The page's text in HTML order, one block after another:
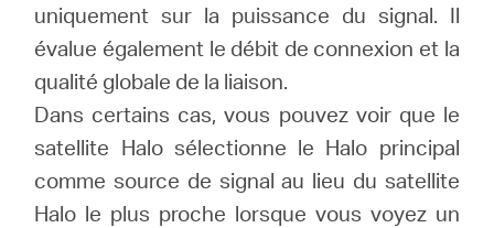
uniquement sur la puissance du signal. Il
évalue également le débit de connexion et la
qualité globale de la liaison.
Dans certains cas, vous pouvez voir que le
satellite Halo sélectionne le Halo principal
comme source de signal au lieu du satellite
Halo le plus proche lorsque vous voyez un